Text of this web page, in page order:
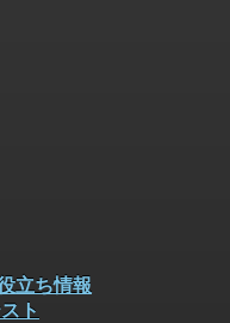
立ち情報
ト